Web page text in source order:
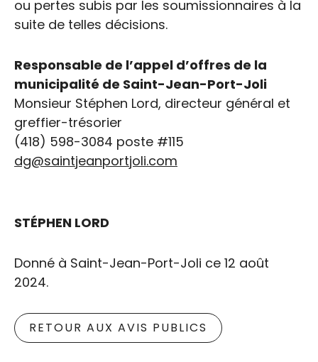
ou pertes subis par les soumissionnaires à la
suite de telles décisions.
Responsable de l’appel d’offres de la
municipalité de Saint-Jean-Port-Joli
Monsieur Stéphen Lord, directeur général et
greffier-trésorier
(418) 598-3084 poste #115
dg@saintjeanportjoli.com
STÉPHEN LORD
Donné à Saint-Jean-Port-Joli ce 12 août
2024.
RETOUR AUX AVIS PUBLICS